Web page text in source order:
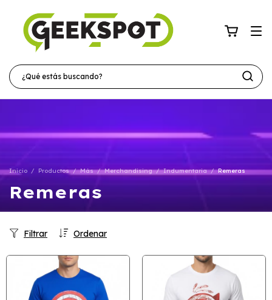
Inicio / Productos / Más / Merchandising / Indumentaria / Remeras
Remeras
Ordenar
Filtrar